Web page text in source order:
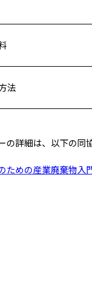
法
の詳細は、以下の同
ための産業廃棄物入